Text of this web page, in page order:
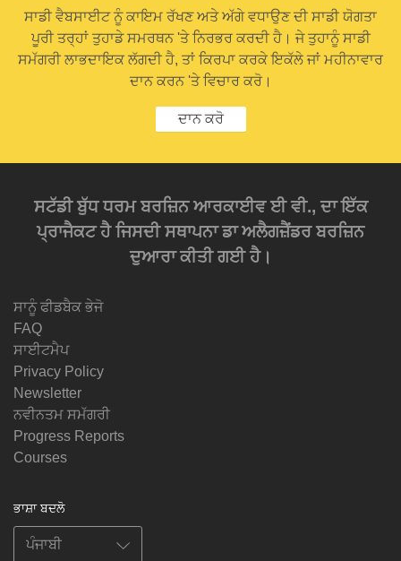
ਸਾਡੀ ਵੈਬਸਾਈਟ ਨੂੰ ਕਾਇਮ ਰੱਖਣ ਅਤੇ ਅੱਗੇ ਵਧਾਉਣ ਦੀ ਸਾਡੀ ਯੋਗਤਾ
ਪੂਰੀ ਤਰ੍ਹਾਂ ਤੁਹਾਡੇ ਸਮਰਥਨ 'ਤੇ ਨਿਰਭਰ ਕਰਦੀ ਹੈ। ਜੇ ਤੁਹਾਨੂੰ ਸਾਡੀ
ਸਮੱਗਰੀ ਲਾਭਦਾਇਕ ਲੱਗਦੀ ਹੈ, ਤਾਂ ਕਿਰਪਾ ਕਰਕੇ ਇਕੱਲੇ ਜਾਂ ਮਹੀਨਾਵਾਰ
ਦਾਨ ਕਰਨ 'ਤੇ ਵਿਚਾਰ ਕਰੋ।
ਦਾਨ ਕਰੋ
ਸਟੱਡੀ ਬੁੱਧ ਧਰਮ ਬਰਜ਼ਿਨ ਆਰਕਾਈਵ ਈ ਵੀ., ਦਾ ਇੱਕ
ਪ੍ਰਾਜੈਕਟ ਹੈ ਜਿਸਦੀ ਸਥਾਪਨਾ ਡਾ ਅਲੈਗਜ਼ੈਂਡਰ ਬਰਜ਼ਿਨ
ਦੁਆਰਾ ਕੀਤੀ ਗਈ ਹੈ।
ਸਾਨੂੰ ਫੀਡਬੈਕ ਭੇਜੋ
FAQ
ਸਾਈਟਮੈਪ
Privacy Policy
Newsletter
ਨਵੀਨਤਮ ਸਮੱਗਰੀ
Progress Reports
Courses
ਭਾਸ਼ਾ ਬਦਲੋ